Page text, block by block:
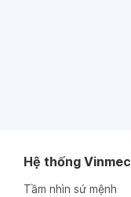
Hệ thống Vinmec
Tầm nhìn sứ mệnh